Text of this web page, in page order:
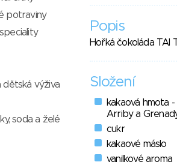
Popis
Hořká čokoláda TAI
Složení
kakaová hmota
Arriby a
cukr
kakaové máslo
vanilkové aroma
potraviny
dětská výživa
soda a želé